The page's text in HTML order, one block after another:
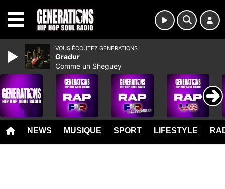
NEWS MUSIQUE SPORT LIFESTYLE
VOUS ÉCOUTEZ GENERATIONS
Gradur
Comme un Sheguey